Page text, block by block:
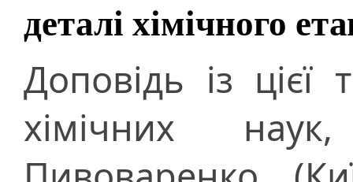
деталі хімічного
Доповідь із
хімічних